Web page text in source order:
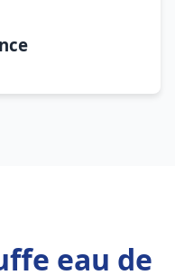
eau de